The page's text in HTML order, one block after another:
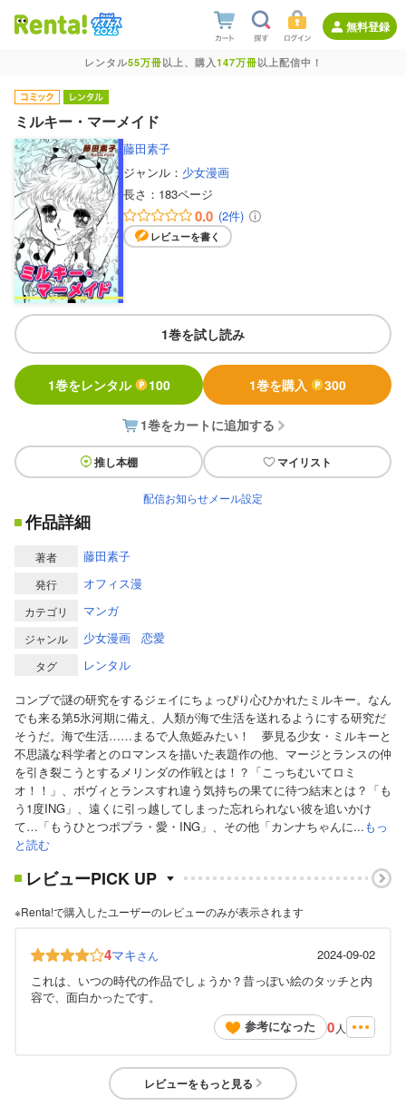
無料登録
レンタル55万冊以上、購入147万冊以上配信中！
ミルキー・マーメイド
藤田素子
ジャンル： 少女漫画
長さ： 183ページ
0.0 (2件)
レビューを書く
1巻を試し読み
1巻をレンタル 100 1巻を購入 300
1巻をカートに追加する
推し本棚 マイリスト
配信お知らせメール設定
作品詳細
著者 藤田素子
発行 オフィス漫
カテゴリ マンガ
ジャンル 少女漫画 恋愛
タグ
レンタル
コンブで謎の研究をするジェイにちょっぴり心ひかれたミルキー。なん
でも来る第5氷河期に備え、人類が海で生活を送れるようにする研究だ
そうだ。海で生活……まるで人魚姫みたい！ 夢見る少女・ミルキーと
不思議な科学者とのロマンスを描いた表題作の他、マージとランスの仲
を引き裂こうとするメリンダの作戦とは！？「こっちむいてロミ
オ！！」、ボヴィとランスすれ違う気持ちの果てに待つ結末とは？「も
う1度ING」、遠くに引っ越してしまった忘れられない彼を追いかけ
て…「もうひとつポプラ・愛・ING」、その他「カンナちゃんに...もっ
と読む
レビューPICK UP
※Renta!で購入したユーザーのレビューのみが表示されます
4マキさん
2024-09-02
これは、いつの時代の作品でしょうか？昔っぽい絵のタッチと内
容で、面白かったです。
参考になった
0 人
レビューをもっと見る